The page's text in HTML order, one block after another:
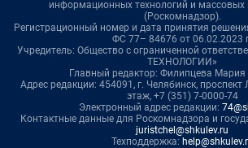
информационных технологий и
(Роскомнадзор).
Регистрационный номер и дата принятия
ФС 77– 84676 от 06.02.2023
Учредитель: Общество с ограниченной
ТЕХНОЛОГИИ»
Главный редактор: Филипцева Мария
Адрес редакции: 454091, г. Челябинск, проспект
этаж, +7 (351) 7-0000-74
Электронный адрес редакции:
Контактные данные для Роскомнадзора и
juristchel@shkulev.ru
Техподдержка: